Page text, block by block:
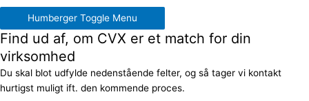
Humberger Toggle Menu
Find ud af, om CVX er et match for din
virksomhed
Du skal blot udfylde nedenstående felter, og så tager vi kontakt
hurtigst muligt ift. den kommende proces.